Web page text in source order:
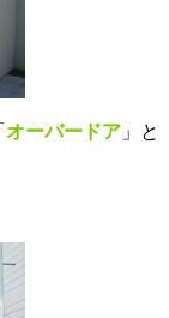
オーバードア 」と